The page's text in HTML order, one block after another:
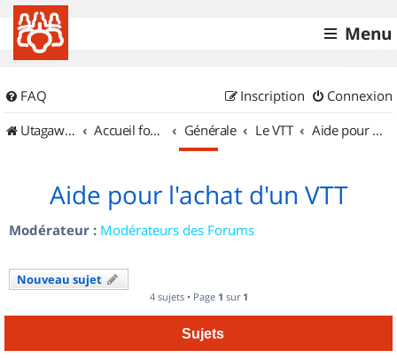
Menu
FAQ Connexion
Inscription
UtagawaVTT (Randos VTT et VTTAE avec traces GPS)
Accueil forum Générale Le VTT Aide pour l'achat d'un VTT
Aide pour l'achat d'un VTT
Modérateur : Modérateurs des Forums
Nouveau sujet
4 sujets • Page 1 sur 1
Sujets